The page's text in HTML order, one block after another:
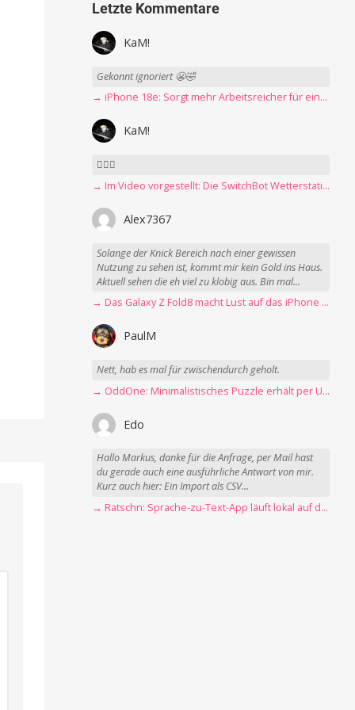
Letzte Kommentare
KaM!
Gekonnt ignoriert 😬🤣
→ iPhone 18e: Sorgt mehr Arbeitsreicher für eine Preiserhöhung?
KaM!
👍🏻🤣
→ Im Video vorgestellt: Die SwitchBot Wetterstation mit E-Ink-Display
Alex7367
Solange der Knick Bereich nach einer gewissen
Nutzung zu sehen ist, kommt mir kein Gold ins Haus.
Aktuell sehen die eh viel zu klobig aus. Bin mal...
→ Das Galaxy Z Fold8 macht Lust auf das iPhone Ultra
PaulM
Nett, hab es mal für zwischendurch geholt.
→ OddOne: Minimalistisches Puzzle erhält per Update 150 neue Level
Edo
Hallo Markus, danke für die Anfrage, per Mail hast
du gerade auch eine ausführliche Antwort von mir.
Kurz auch hier: Ein Import als CSV...
→ Ratschn: Sprache-zu-Text-App läuft lokal auf dem Mac